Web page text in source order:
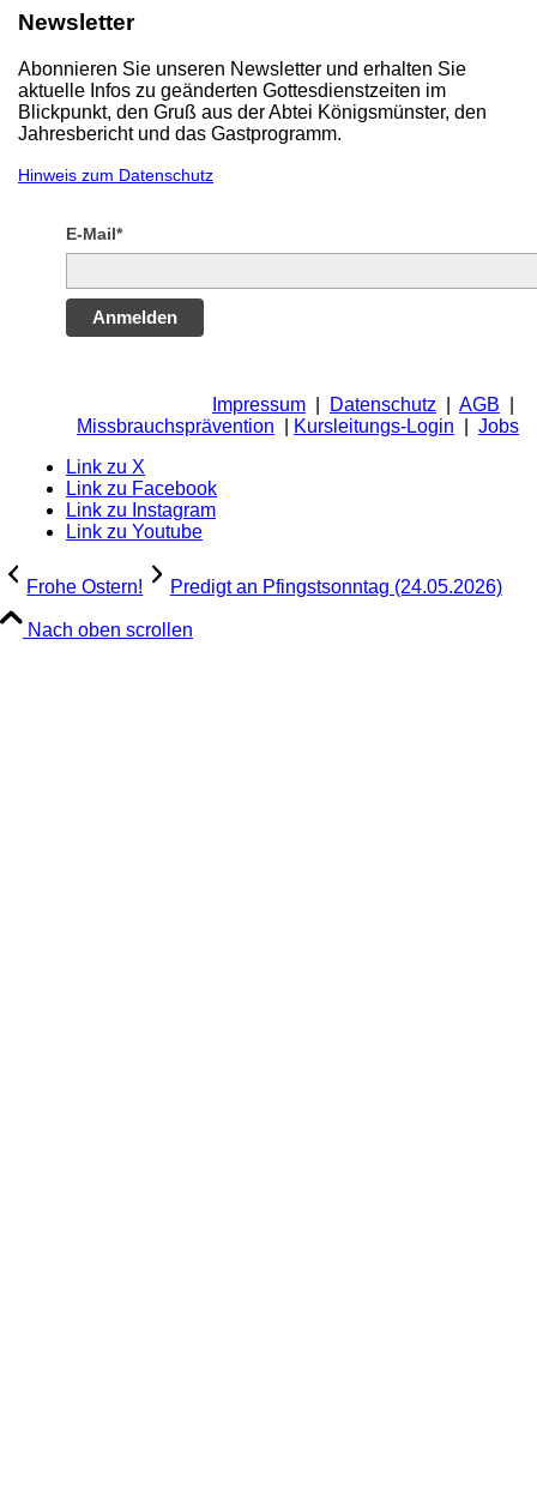
Newsletter
Abonnieren Sie unseren Newsletter und erhalten Sie
aktuelle Infos zu geänderten Gottesdienstzeiten im
Blickpunkt, den Gruß aus der Abtei Königsmünster, den
Jahresbericht und das Gastprogramm.
Hinweis zum Datenschutz
E-Mail*
Anmelden
Impressum Datenschutz AGB
Missbrauchsprävention
Kursleitungs-Login
Jobs
Link zu X
Link zu Facebook
Link zu Instagram
Link zu Youtube
Frohe Ostern! Predigt an Pfingstsonntag (24.05.2026)
Nach oben scrollen